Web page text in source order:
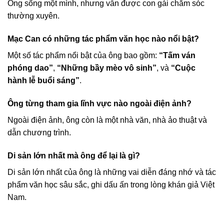
Ông sống một mình, nhưng vẫn được con gái chăm sóc
thường xuyên.
Mạc Can có những tác phẩm văn học nào nổi bật?
Một số tác phẩm nổi bật của ông bao gồm: “Tấm ván
phóng dao”, “Những bầy mèo vô sinh”, và “Cuộc
hành lễ buổi sáng”.
Ông từng tham gia lĩnh vực nào ngoài điện ảnh?
Ngoài điện ảnh, ông còn là một nhà văn, nhà ảo thuật và
dẫn chương trình.
Di sản lớn nhất mà ông để lại là gì?
Di sản lớn nhất của ông là những vai diễn đáng nhớ và tác
phẩm văn học sâu sắc, ghi dấu ấn trong lòng khán giả Việt
Nam.